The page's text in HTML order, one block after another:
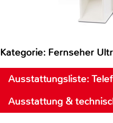
Kategorie: Fernseher
Ausstattungsliste:
Ausstattung &